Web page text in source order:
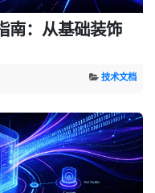
南：从基础装饰
技术文档